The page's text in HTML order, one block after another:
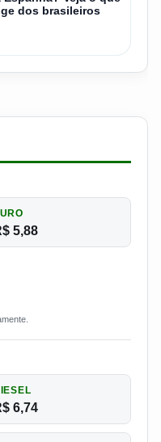
dos brasileiros
5,88
6,74